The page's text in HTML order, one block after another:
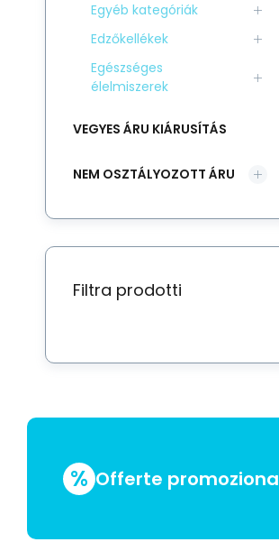
Egyéb kategóriák
Edzőkellékek
Egészséges
élelmiszerek
VEGYES ÁRU KIÁRUSÍTÁS
NEM OSZTÁLYOZOTT ÁRU
Filtra prodotti
% Offerte